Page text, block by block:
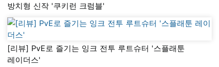
방치형 신작 '쿠키런 크럼블'
[리뷰] PvE로 즐기는 잉크 전투 루트슈터 '스플래툰
레이더스'